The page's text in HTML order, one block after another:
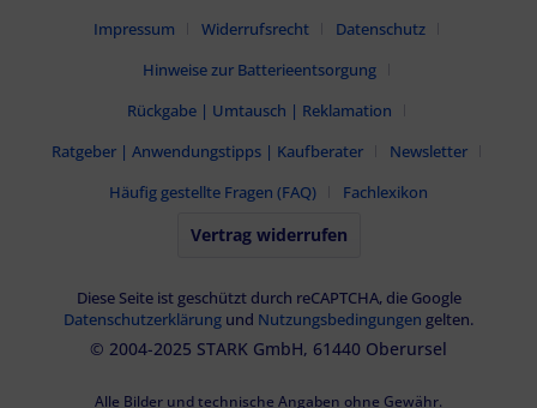
Impressum
Widerrufsrecht
Datenschutz
Hinweise zur Batterieentsorgung
Rückgabe | Umtausch | Reklamation
Ratgeber | Anwendungstipps | Kaufberater
Newsletter
Häufig gestellte Fragen (FAQ)
Fachlexikon
Vertrag widerrufen
Diese Seite ist geschützt durch reCAPTCHA, die Google
Datenschutzerklärung und Nutzungsbedingungen gelten.
© 2004-2025 STARK GmbH, 61440 Oberursel
Alle Bilder und technische Angaben ohne Gewähr.